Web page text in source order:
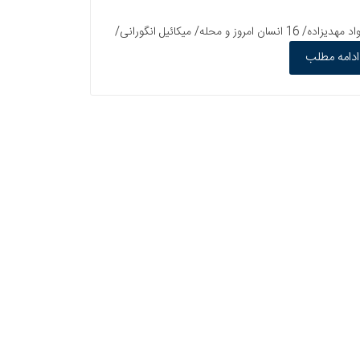
سخن روز/ محمدحسین جهانشاهی/ 4 سلامِ سردبیر/ بهروز مرباغی/ 6 چهارراه خبر/ 8 محله در کلانشهر زندگي در برزخ ميان بهشت و جهنم/ جواد مهديزاده/ 16 انسان امروز و محله/ میکائیل انگورانی/
ادامه مطلب